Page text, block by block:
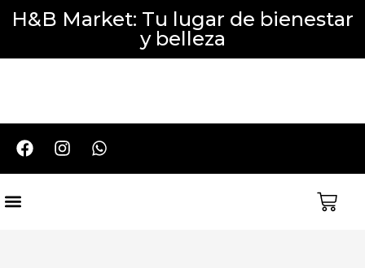
H&B Market: Tu lugar de bienestar
y belleza